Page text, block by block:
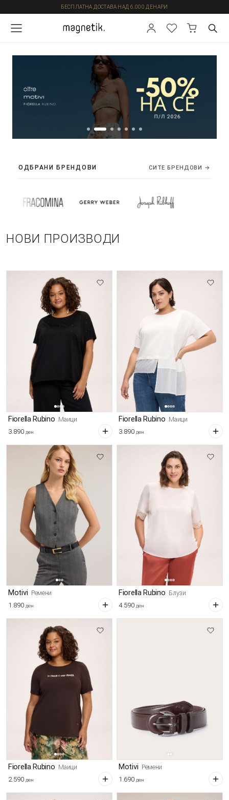
БЕСПЛАТНА ДОСТАВА НАД 6.000 ДЕНАРИ
ОДБРАНИ БРЕНДОВИ СИТЕ БРЕНДОВИ →
НОВИ ПРОИЗВОДИ
Fiorella Rubino Маици
3.890 ден
Fiorella Rubino Маици
3.890 ден
Motivi Ремени
1.890 ден
Fiorella Rubino Блузи
4.590 ден
Fiorella Rubino Маици
2.590 ден
Motivi Ремени
1.690 ден